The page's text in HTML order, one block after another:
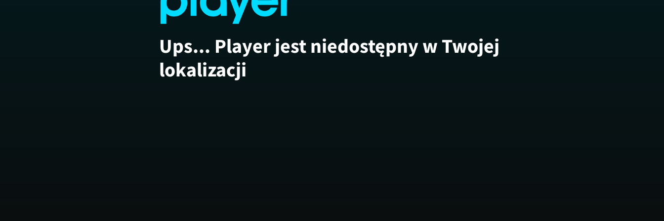
Ups... Player jest niedostępny w Twojej
lokalizacji